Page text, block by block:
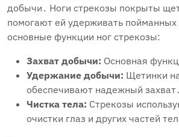
добычи․ Ноги стрекозы покрыты
помогают ей удерживать
основные функции ног стрекозы:
Захват добычи: Основная
Удержание добычи: Щетинки
обеспечивают надежный захват․
Чистка тела: Стрекозы
очистки глаз и других частей